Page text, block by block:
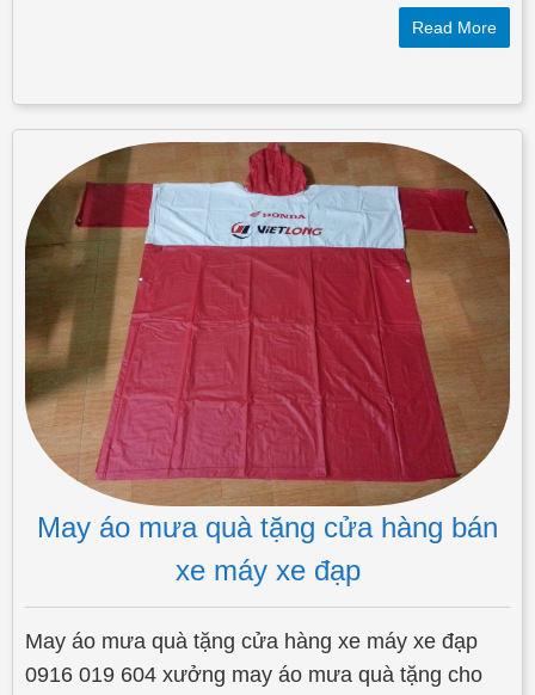
Read More
May áo mưa quà tặng cửa hàng bán
xe máy xe đạp
May áo mưa quà tặng cửa hàng xe máy xe đạp
0916 019 604 xưởng may áo mưa quà tặng cho